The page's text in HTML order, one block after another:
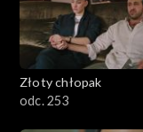
Złoty chłopak
odc. 253